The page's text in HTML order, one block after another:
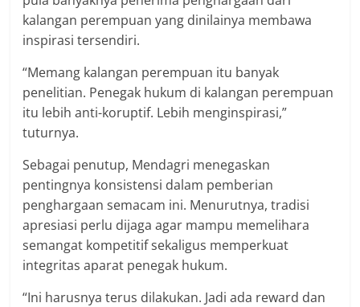
kalangan perempuan yang dinilainya membawa
inspirasi tersendiri.
“Memang kalangan perempuan itu banyak
penelitian. Penegak hukum di kalangan perempuan
itu lebih anti-koruptif. Lebih menginspirasi,”
tuturnya.
Sebagai penutup, Mendagri menegaskan
pentingnya konsistensi dalam pemberian
penghargaan semacam ini. Menurutnya, tradisi
apresiasi perlu dijaga agar mampu memelihara
semangat kompetitif sekaligus memperkuat
integritas aparat penegak hukum.
“Ini harusnya terus dilakukan. Jadi ada reward dan